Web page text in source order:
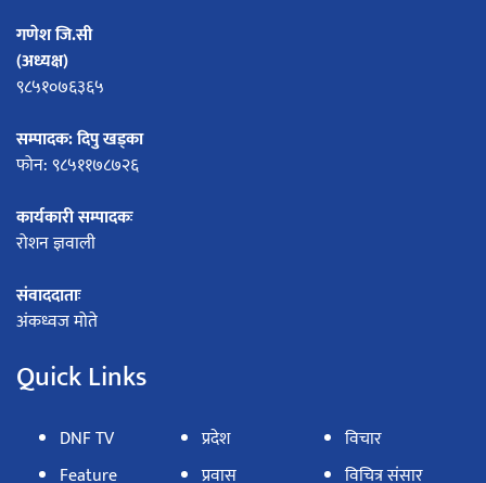
गणेश जि.सी
(अध्यक्ष)
९८५१०७६३६५
सम्पादक: दिपु खड्का
फोन: ९८५११७८७२६
कार्यकारी सम्पादकः
रोशन ज्ञवाली
संवाददाताः
अंकध्वज मोते
Quick Links
DNF TV
Feature
प्रदेश
प्रवास
विचार
विचित्र संसार